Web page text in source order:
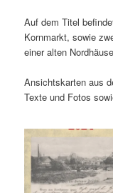
Auf dem Titel
Kornmarkt, sowie
einer alten
Ansichtskarten aus
Texte und Fotos